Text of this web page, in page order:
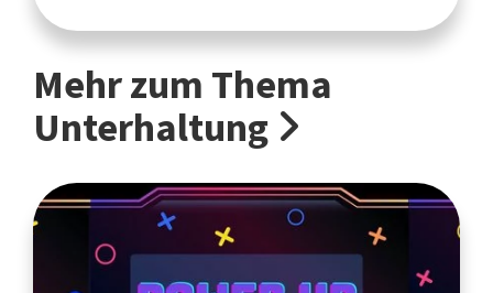
Mehr zum Thema
Unterhaltung